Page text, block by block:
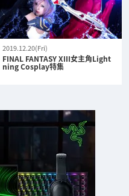
2019.12.20(Fri)
FINAL FANTASY XIII女主角Light
ning Cosplay特集